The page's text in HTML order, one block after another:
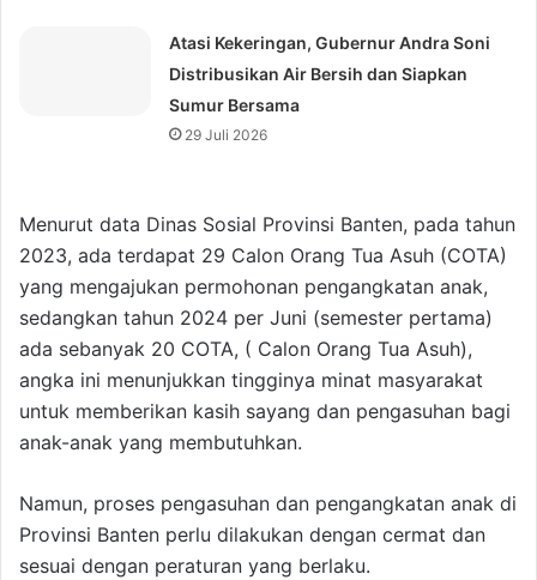
Atasi Kekeringan, Gubernur Andra Soni
Distribusikan Air Bersih dan Siapkan
Sumur Bersama
29 Juli 2026
Menurut data Dinas Sosial Provinsi Banten, pada tahun
2023, ada terdapat 29 Calon Orang Tua Asuh (COTA)
yang mengajukan permohonan pengangkatan anak,
sedangkan tahun 2024 per Juni (semester pertama)
ada sebanyak 20 COTA, ( Calon Orang Tua Asuh),
angka ini menunjukkan tingginya minat masyarakat
untuk memberikan kasih sayang dan pengasuhan bagi
anak-anak yang membutuhkan.
Namun, proses pengasuhan dan pengangkatan anak di
Provinsi Banten perlu dilakukan dengan cermat dan
sesuai dengan peraturan yang berlaku.